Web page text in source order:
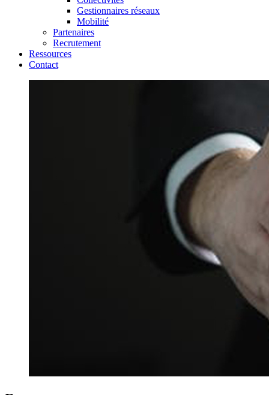
Gestionnaires réseaux
Mobilité
Partenaires
Recrutement
Ressources
Contact